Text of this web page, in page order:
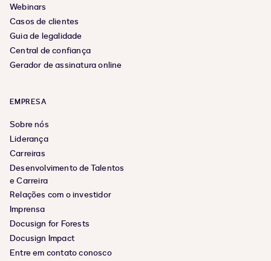
Webinars
Casos de clientes
Guia de legalidade
Central de confiança
Gerador de assinatura online
EMPRESA
Sobre nós
Liderança
Carreiras
Desenvolvimento de Talentos
e Carreira
Relações com o investidor
Imprensa
Docusign for Forests
Docusign Impact
Entre em contato conosco